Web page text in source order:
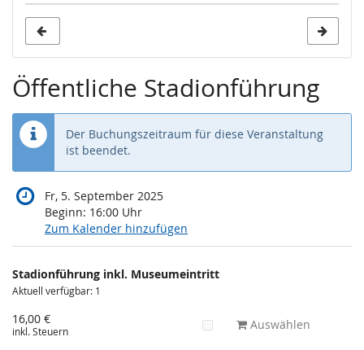
Öffentliche Stadionführung
Der Buchungszeitraum für diese Veranstaltung
ist beendet.
Fr, 5. September 2025
Beginn: 16:00 Uhr
Zum Kalender hinzufügen
Produkte
Unkategorisierte
Produkte
Stadionführung inkl. Museumeintritt
Aktuell verfügbar: 1
16,00 €
inkl. Steuern Auswählen